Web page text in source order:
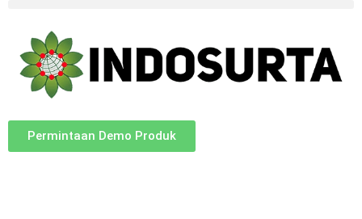
Permintaan Demo Produk